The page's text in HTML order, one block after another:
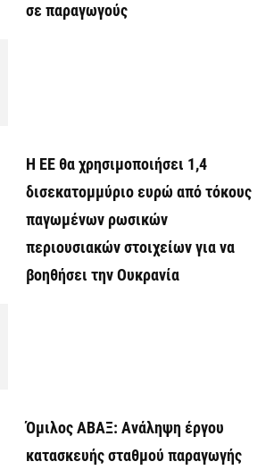
σε παραγωγούς
Η ΕΕ θα χρησιμοποιήσει 1,4
δισεκατομμύριο ευρώ από τόκους
παγωμένων ρωσικών
περιουσιακών στοιχείων για να
βοηθήσει την Ουκρανία
Όμιλος ΑΒΑΞ: Ανάληψη έργου
κατασκευής σταθμού παραγωγής